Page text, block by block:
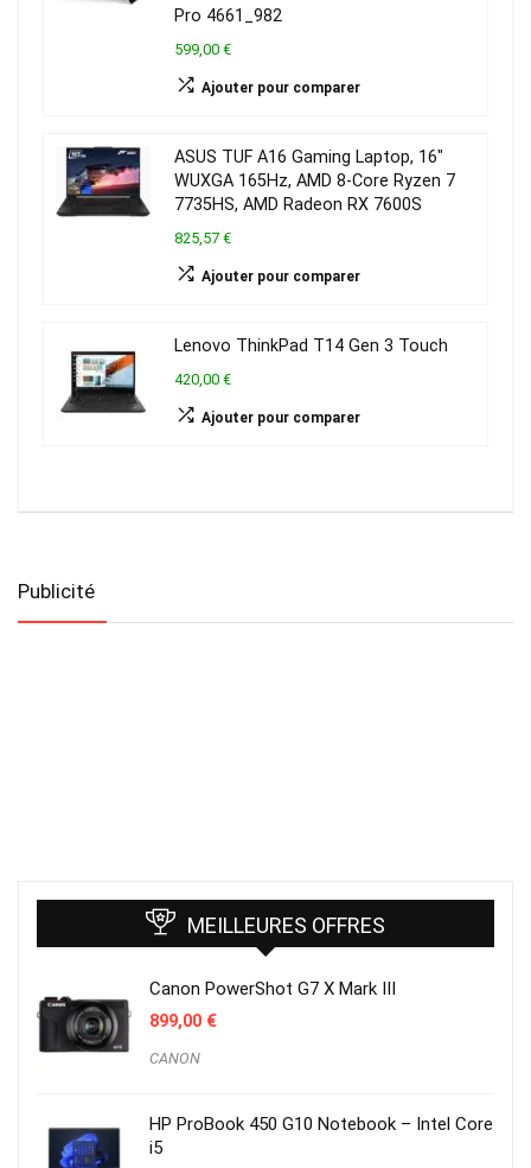
Pro 4661_982
599,00 €
Ajouter pour comparer
ASUS TUF A16 Gaming Laptop, 16″
WUXGA 165Hz, AMD 8-Core Ryzen 7
7735HS, AMD Radeon RX 7600S
825,57 €
Ajouter pour comparer
Lenovo ThinkPad T14 Gen 3 Touch
420,00 €
Ajouter pour comparer
Publicité
MEILLEURES OFFRES
Canon PowerShot G7 X Mark III
899,00 €
CANON
HP ProBook 450 G10 Notebook – Intel Core
i5